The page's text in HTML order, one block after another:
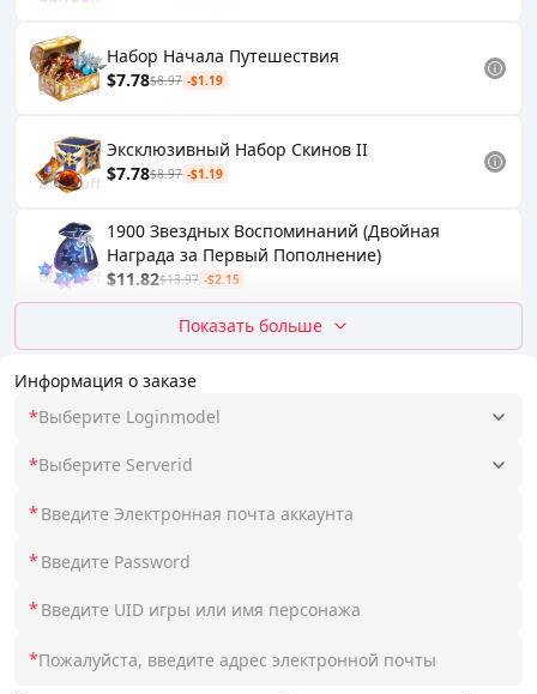
Информация о заказе
*Выберите Loginmodel
*Выберите Serverid
*
*
*
*
Набор Начала Путешествия
$7.78$8.97 -$1.19
Эксклюзивный Набор Скинов II
$7.78$8.97 -$1.19
1900 Звездных Воспоминаний (Двойная
Награда за Первый Пополнение)
$11.82$13.97 -$2.15
Показать больше